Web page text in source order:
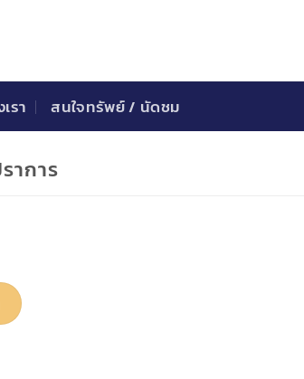
รา สนใจทรัพย์ / นัดชม
าการ